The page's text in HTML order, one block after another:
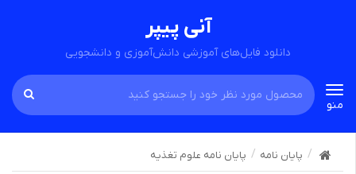
آنی پیپر
دانلود فایل‌های آموزشی دانش‌آموزی و دانشجویی
Toggle
navigation
منو
پایان نامه پایان نامه علوم تغذیه